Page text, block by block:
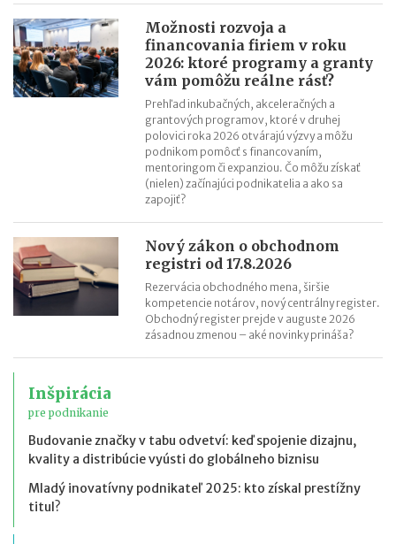
Možnosti rozvoja a
financovania firiem v roku
2026: ktoré programy a granty
vám pomôžu reálne rásť?
Prehľad inkubačných, akceleračných a
grantových programov, ktoré v druhej
polovici roka 2026 otvárajú výzvy a môžu
podnikom pomôcť s financovaním,
mentoringom či expanziou. Čo môžu získať
(nielen) začínajúci podnikatelia a ako sa
zapojiť?
Nový zákon o obchodnom
registri od 17.8.2026
Rezervácia obchodného mena, širšie
kompetencie notárov, nový centrálny register.
Obchodný register prejde v auguste 2026
zásadnou zmenou – aké novinky prináša?
Inšpirácia
pre podnikanie
Budovanie značky v tabu odvetví: keď spojenie dizajnu,
kvality a distribúcie vyústi do globálneho biznisu
Mladý inovatívny podnikateľ 2025: kto získal prestížny
titul?